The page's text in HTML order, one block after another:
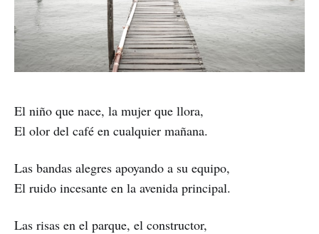
El niño que nace, la mujer que llora,
El olor del café en cualquier mañana.
Las bandas alegres apoyando a su equipo,
El ruido incesante en la avenida principal.
Las risas en el parque, el constructor,